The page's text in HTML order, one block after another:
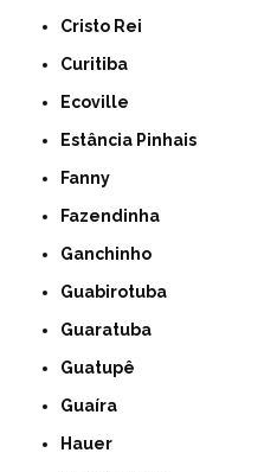
Cristo Rei
Curitiba
Ecoville
Estância Pinhais
Fanny
Fazendinha
Ganchinho
Guabirotuba
Guaratuba
Guatupê
Guaíra
Hauer